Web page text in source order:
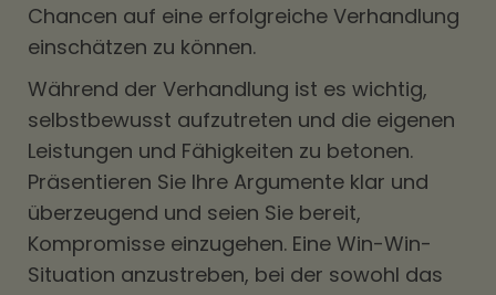
Chancen auf eine erfolgreiche Verhandlung
einschätzen zu können.
Während der Verhandlung ist es wichtig,
selbstbewusst aufzutreten und die eigenen
Leistungen und Fähigkeiten zu betonen.
Präsentieren Sie Ihre Argumente klar und
überzeugend und seien Sie bereit,
Kompromisse einzugehen. Eine Win-Win-
Situation anzustreben, bei der sowohl das